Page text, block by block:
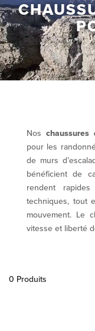
Noschaussures
pour les
de murs
bénéficient de
rendent
techniques, tout
mouvement. Le
vitesse et liberté
0 Produits